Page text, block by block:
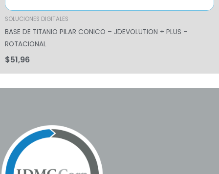
SOLUCIONES DIGITALES
BASE DE TITANIO PILAR CONICO – JDEVOLUTION + PLUS –
ROTACIONAL
$51,96